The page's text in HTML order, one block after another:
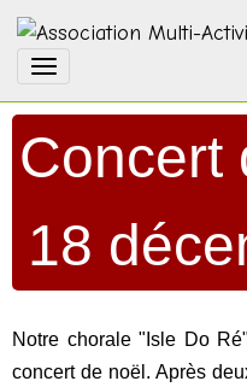
Concert
18
Notre chorale "Isle Do
concert de noël. Après